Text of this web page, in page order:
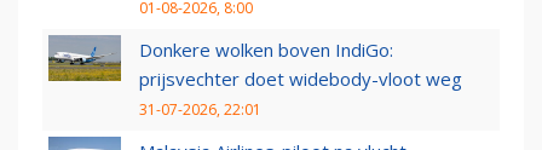
01-08-2026, 8:00
Donkere wolken boven IndiGo:
prijsvechter doet widebody-vloot weg
31-07-2026, 22:01